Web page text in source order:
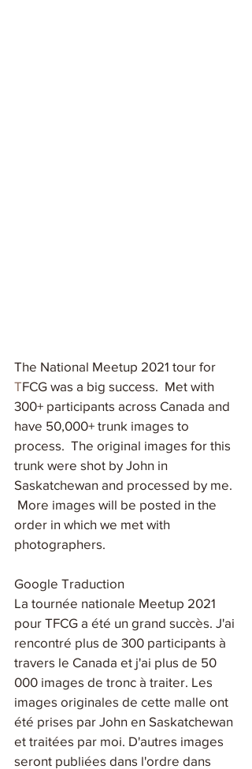
The National Meetup 2021 tour for
TFCG was a big success.  Met with
300+ participants across Canada and
have 50,000+ trunk images to
process.  The original images for this
trunk were shot by John in
Saskatchewan and processed by me.
More images will be posted in the
order in which we met with
photographers.
Google Traduction
La tournée nationale Meetup 2021
pour TFCG a été un grand succès. J'ai
rencontré plus de 300 participants à
travers le Canada et j'ai plus de 50
000 images de tronc à traiter. Les
images originales de cette malle ont
été prises par John en Saskatchewan
et traitées par moi. D'autres images
seront publiées dans l'ordre dans